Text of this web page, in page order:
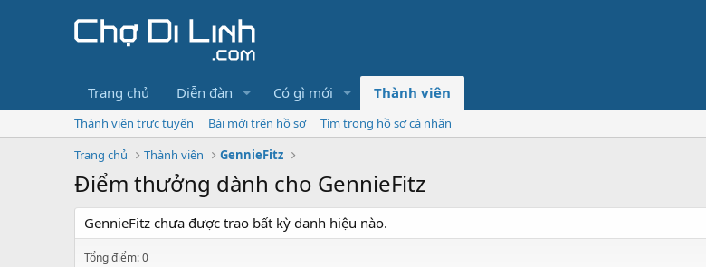
Trang chủ Diễn đàn Có gì mới Thành viên
Thành viên trực tuyến Bài mới trên hồ sơ
Tìm trong hồ sơ cá nhân
Trang chủ
Thành viên GennieFitz
Điểm thưởng dành cho GennieFitz
GennieFitz chưa được trao bất kỳ danh hiệu nào.
Tổng điểm: 0